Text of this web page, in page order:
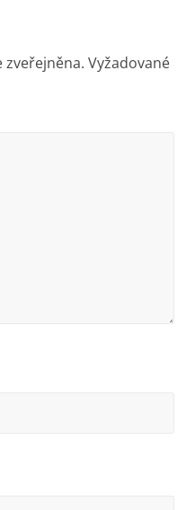
zveřejněna. Vyžadované